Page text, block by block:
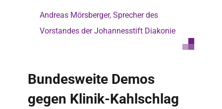
Andreas Mörsberger, Sprecher des
Vorstandes der Johannesstift Diakonie
Bundesweite Demos
gegen Klinik-Kahlschlag